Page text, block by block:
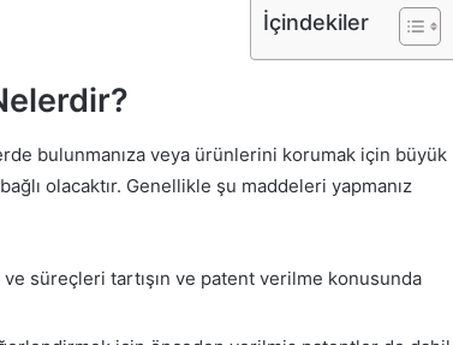
İçindekiler
bulunmanıza veya ürünlerini korumak için büyük
olacaktır. Genellikle şu maddeleri yapmanız
süreçleri tartışın ve patent verilme konusunda